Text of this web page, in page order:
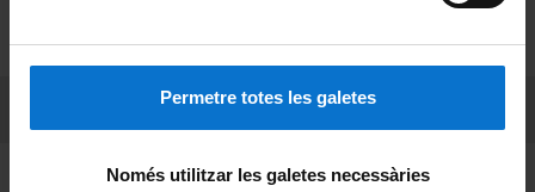
Permetre totes les galetes
Només utilitzar les galetes necessàries
Privacidad y términos
Sobre UBtv
Fundadora de la Miembro de la